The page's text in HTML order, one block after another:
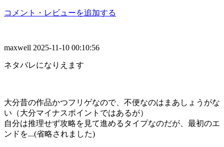
コメント・レビューを追加する
maxwell 2025-11-10 00:10:56
ネタバレになりえます
大分昔の作品かつフリゲなので、不便なのはまあしょうがな
い（大分マイナスポイントではあるが）
自分は推理せず攻略を見て進めるタイプなのだが、最初のエ
ンドを...(省略されました)